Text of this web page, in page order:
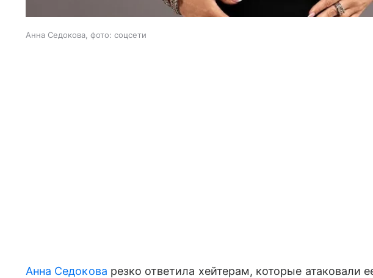
Анна Седокова, фото: соцсети
Анна Седокова резко ответила хейтерам, которые атаковали